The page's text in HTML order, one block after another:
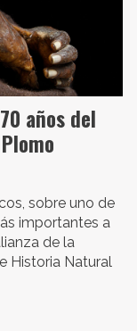
años del
sobre uno de
importantes a
de la
Historia Natural